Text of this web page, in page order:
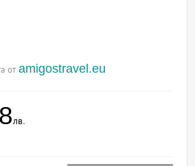
от amigostravel.eu
лв.